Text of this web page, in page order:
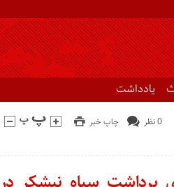
یادداشت
چاپ خبر
0 نظر